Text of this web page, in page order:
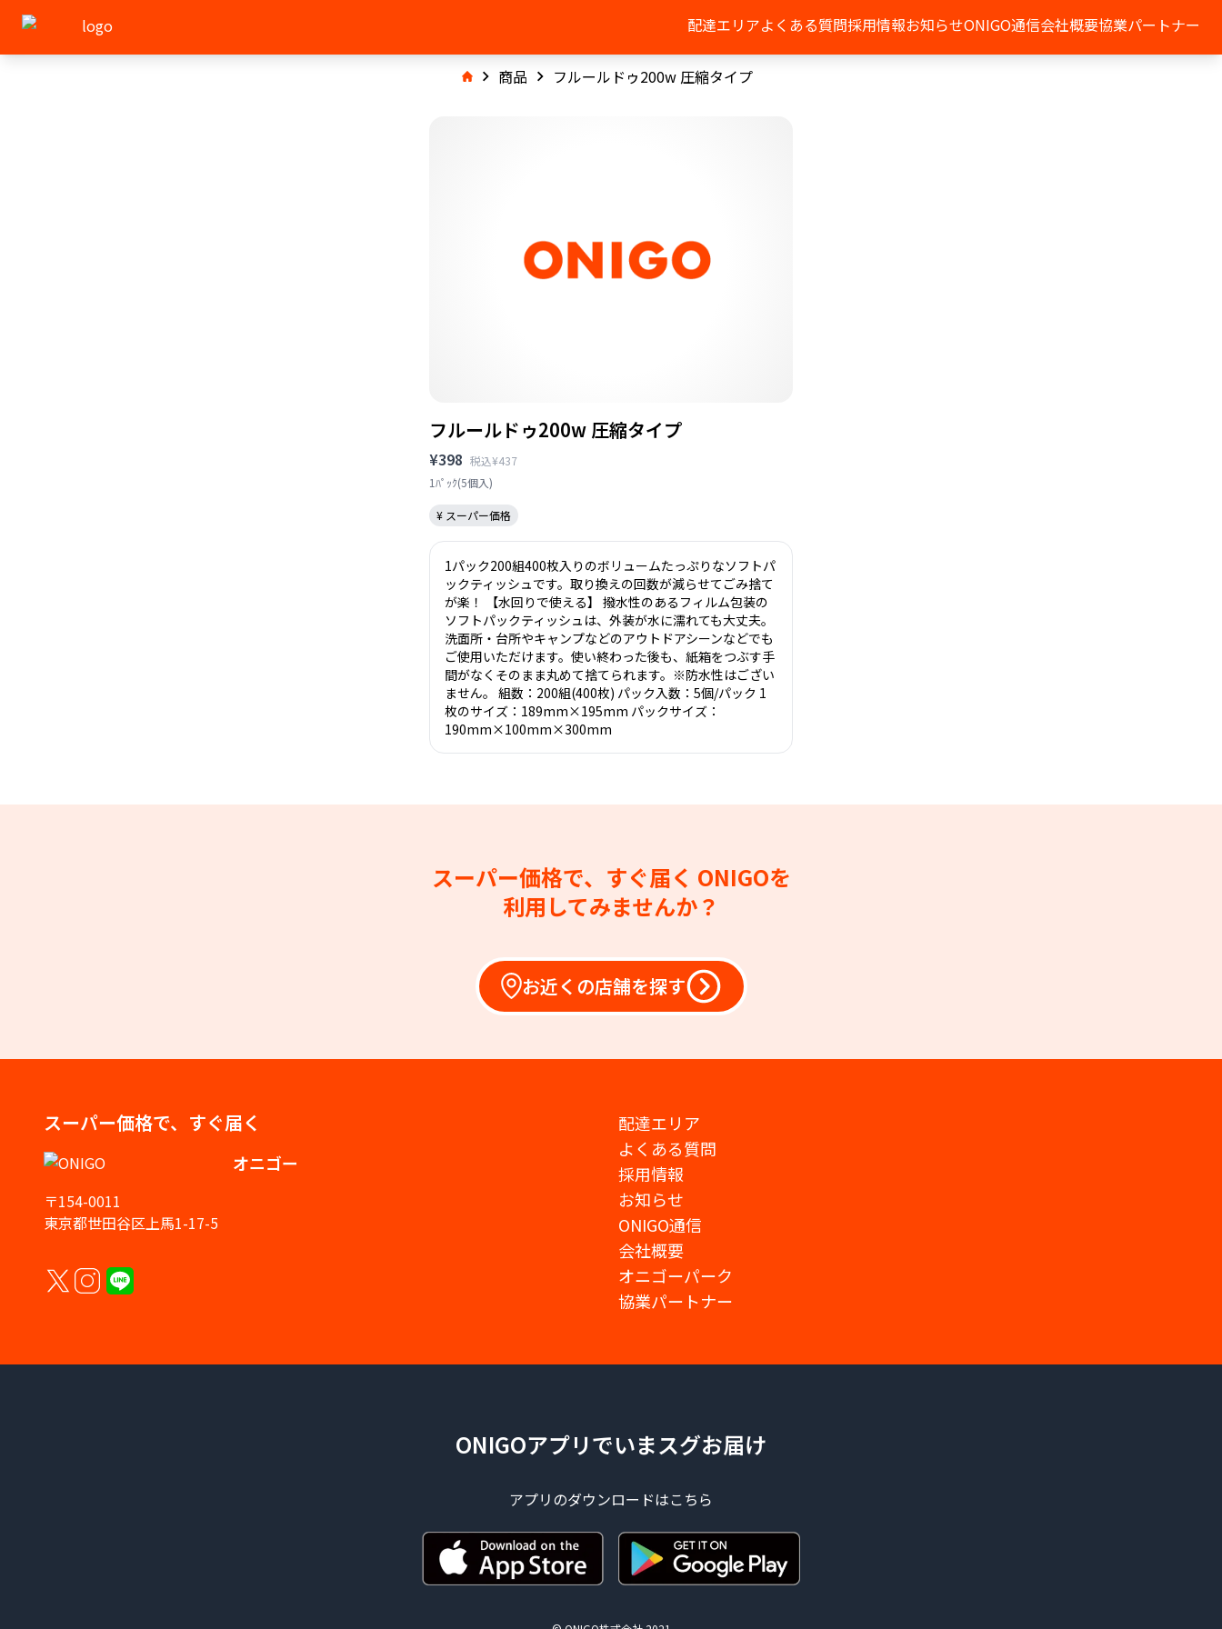
配達エリアよくある質問採用情報お知らせONIGO通信会社概要協業パートナー
商品 フルールドゥ200w 圧縮タイプ
フルールドゥ200w 圧縮タイプ
¥398 税込¥437
1ﾊﾟｯｸ(5個入)
¥ スーパー価格
1パック200組400枚入りのボリュームたっぷりなソフトパ
ックティッシュです。取り換えの回数が減らせてごみ捨て
が楽！ 【水回りで使える】 撥水性のあるフィルム包装の
ソフトパックティッシュは、外装が水に濡れても大丈夫。
洗面所・台所やキャンプなどのアウトドアシーンなどでも
ご使用いただけます。使い終わった後も、紙箱をつぶす手
間がなくそのまま丸めて捨てられます。※防水性はござい
ません。 組数：200組(400枚) パック入数：5個/パック 1
枚のサイズ：189mm×195mm パックサイズ：
190mm×100mm×300mm
スーパー価格で、すぐ届く ONIGOを
利用してみませんか？
お近くの店舗を探す
スーパー価格で、すぐ届く
オニゴー
〒154-0011
東京都世田谷区上馬1-17-5
配達エリア
よくある質問
採用情報
お知らせ
ONIGO通信
会社概要
オニゴーパーク
協業パートナー
ONIGOアプリでいまスグお届け
アプリのダウンロードはこちら